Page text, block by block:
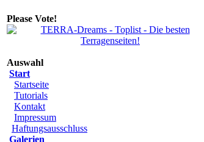
Please Vote!
Auswahl
Start
Startseite
Tutorials
Kontakt
Impressum
Haftungsausschluss
Galerien